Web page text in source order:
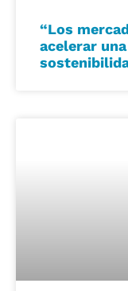
“Los
acelerar